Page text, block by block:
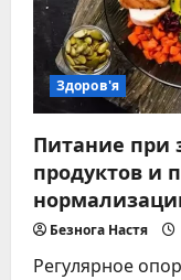
в
Здоров'я
Питание при
продуктов и
Безнога Настя
Регулярное